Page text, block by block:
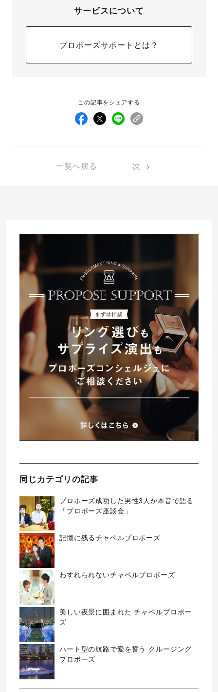
サービスについて
プロポーズサポートとは？
この記事をシェアする
一覧へ戻る 次
同じカテゴリの記事
プロポーズ成功した男性3人が本音で語る
「プロポーズ座談会」
記憶に残るチャペルプロポーズ
わすれられないチャペルプロポーズ
美しい夜景に囲まれた チャペルプロポー
ズ
ハート型の航路で愛を誓う クルージング
プロポーズ